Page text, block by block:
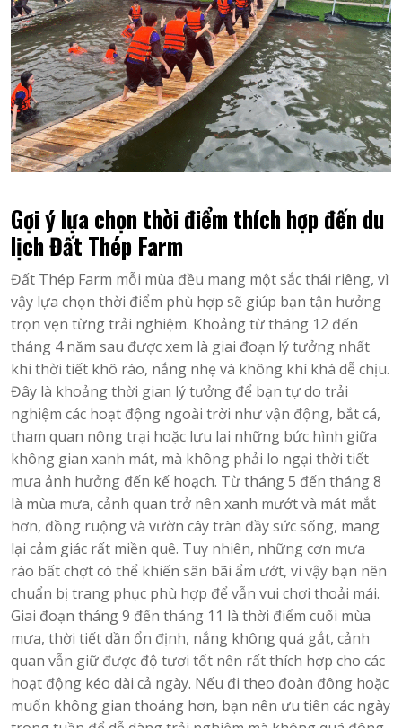
Gợi ý lựa chọn thời điểm thích hợp đến du
lịch Đất Thép Farm
Đất Thép Farm mỗi mùa đều mang một sắc thái riêng, vì
vậy lựa chọn thời điểm phù hợp sẽ giúp bạn tận hưởng
trọn vẹn từng trải nghiệm. Khoảng từ tháng 12 đến
tháng 4 năm sau được xem là giai đoạn lý tưởng nhất
khi thời tiết khô ráo, nắng nhẹ và không khí khá dễ chịu.
Đây là khoảng thời gian lý tưởng để bạn tự do trải
nghiệm các hoạt động ngoài trời như vận động, bắt cá,
tham quan nông trại hoặc lưu lại những bức hình giữa
không gian xanh mát, mà không phải lo ngại thời tiết
mưa ảnh hưởng đến kế hoạch. Từ tháng 5 đến tháng 8
là mùa mưa, cảnh quan trở nên xanh mướt và mát mắt
hơn, đồng ruộng và vườn cây tràn đầy sức sống, mang
lại cảm giác rất miền quê. Tuy nhiên, những cơn mưa
rào bất chợt có thể khiến sân bãi ẩm ướt, vì vậy bạn nên
chuẩn bị trang phục phù hợp để vẫn vui chơi thoải mái.
Giai đoạn tháng 9 đến tháng 11 là thời điểm cuối mùa
mưa, thời tiết dần ổn định, nắng không quá gắt, cảnh
quan vẫn giữ được độ tươi tốt nên rất thích hợp cho các
hoạt động kéo dài cả ngày. Nếu đi theo đoàn đông hoặc
muốn không gian thoáng hơn, bạn nên ưu tiên các ngày